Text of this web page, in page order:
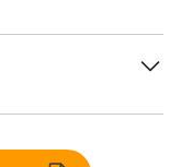
des coûts et du